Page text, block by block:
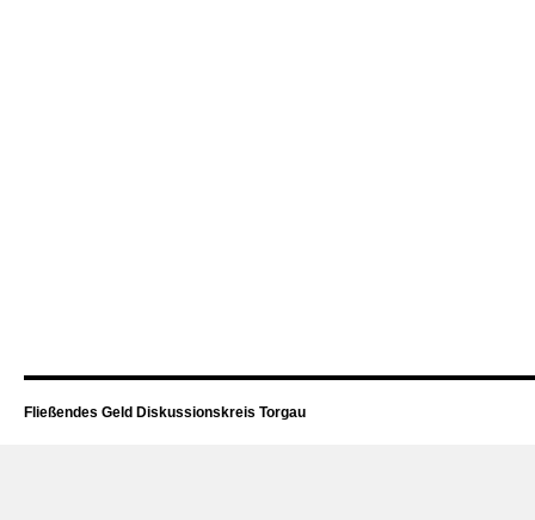
Fließendes Geld Diskussionskreis Torgau